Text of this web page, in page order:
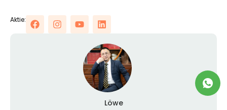
Aktie:
Löwe